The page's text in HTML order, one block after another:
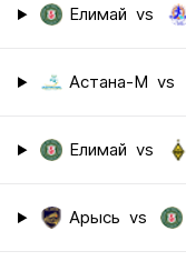
Елимай vs
Астана-М vs
Елимай vs
Арысь vs